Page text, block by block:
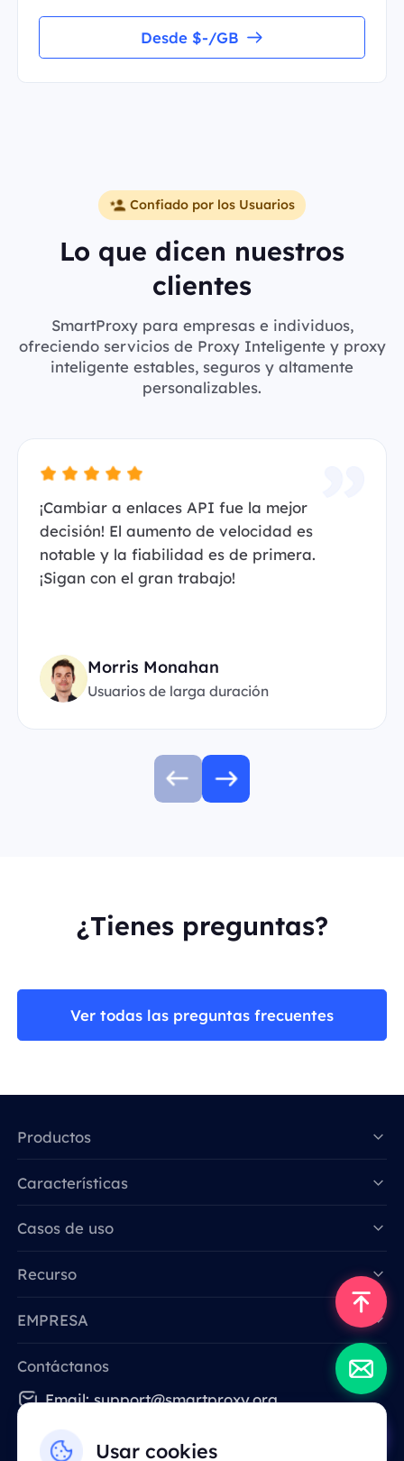
Desde $-/GB
Confiado por los Usuarios
Lo que dicen nuestros
clientes
SmartProxy para empresas e individuos,
ofreciendo servicios de Proxy Inteligente y proxy
inteligente estables, seguros y altamente
personalizables.
¡Cambiar a enlaces API fue la mejor
decisión! El aumento de velocidad es
notable y la fiabilidad es de primera.
¡Sigan con el gran trabajo!
Morris Monahan
Usuarios de larga duración
¿Tienes preguntas?
Ver todas las preguntas frecuentes
Usar cookies
Productos
Características
Casos de uso
Recurso
EMPRESA
Contáctanos
Email: support@smartproxy.org